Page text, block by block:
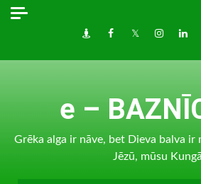
Skip
DraugiemFacebook
Twitter
e –
Grēka alga ir nāve, bet Dieva balva ir
Jēzū, mūsu